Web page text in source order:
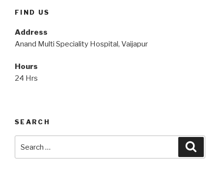
FIND US
Address
Anand Multi Speciality Hospital, Vaijapur
Hours
24 Hrs
SEARCH